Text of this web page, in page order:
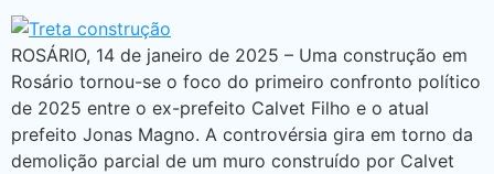
ROSÁRIO, 14 de janeiro de 2025 – Uma construção em
Rosário tornou-se o foco do primeiro confronto político
de 2025 entre o ex-prefeito Calvet Filho e o atual
prefeito Jonas Magno. A controvérsia gira em torno da
demolição parcial de um muro construído por Calvet